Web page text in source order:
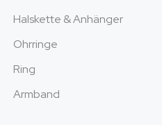
Halskette & Anhänger
Ohrringe
Ring
Armband